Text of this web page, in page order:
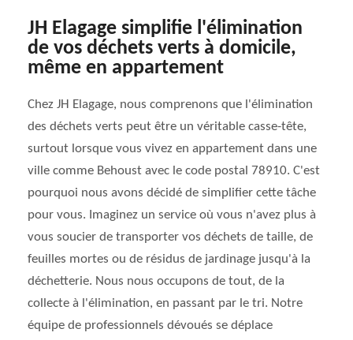
JH Elagage simplifie l'élimination
de vos déchets verts à domicile,
même en appartement
Chez JH Elagage, nous comprenons que l'élimination
des déchets verts peut être un véritable casse-tête,
surtout lorsque vous vivez en appartement dans une
ville comme Behoust avec le code postal 78910. C'est
pourquoi nous avons décidé de simplifier cette tâche
pour vous. Imaginez un service où vous n'avez plus à
vous soucier de transporter vos déchets de taille, de
feuilles mortes ou de résidus de jardinage jusqu'à la
déchetterie. Nous nous occupons de tout, de la
collecte à l'élimination, en passant par le tri. Notre
équipe de professionnels dévoués se déplace